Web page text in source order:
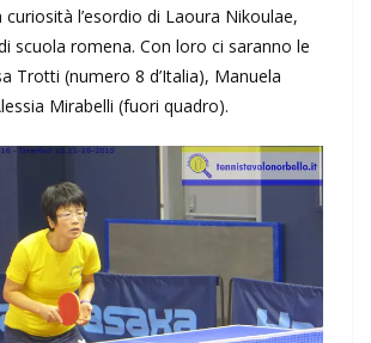
curiosità l’esordio di Laoura Nikoulae,
scuola romena. Con loro ci saranno le
Trotti (numero 8 d’Italia), Manuela
Mirabelli (fuori quadro).